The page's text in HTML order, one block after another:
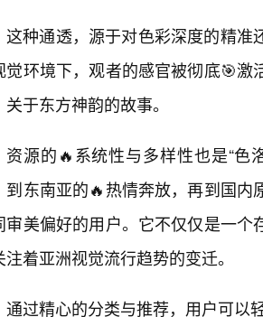
这种通透，源于对色彩深度的精准
觉环境下，观者的感官被彻底🎯
关于东方神韵的故事。
资源的🔥系统性与多样性也是“色
到东南亚的🔥热情奔放，再到国
审美偏好的用户。它不仅仅是一
注着亚洲视觉流行趋势的变迁。
通过精心的分类与推荐，用户可以